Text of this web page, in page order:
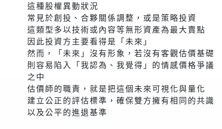
這種股權異動狀況
常見於創投、合夥關係調整，或是策略投資
這類型多以技術或內容等無形資產為最大賣點
因此投資方主要看得是「未來」
然而，「未來」沒有形象，若沒有客觀估價基礎
則容易陷入「我認為、我覺得」的情感價格爭議
之中
估價師的職責，就是把這個未來可視化與量化
建立公正的評估標準，確保雙方擁有相同的共識
以及公平的進退基準